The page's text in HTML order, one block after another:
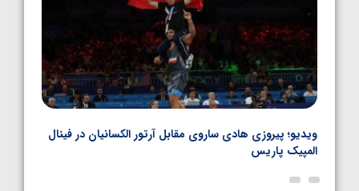
ویدیو؛ پیروزی هادی ساروی مقابل آرتور الکسانیان در فینال
المپیک پاریس